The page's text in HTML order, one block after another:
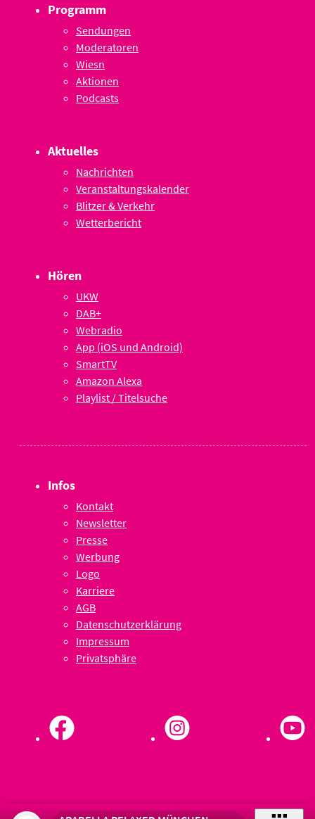
Programm
Sendungen
Moderatoren
Wiesn
Aktionen
Podcasts
Aktuelles
Nachrichten
Veranstaltungskalender
Blitzer & Verkehr
Wetterbericht
Hören
UKW
DAB+
Webradio
App (iOS und Android)
SmartTV
Amazon Alexa
Playlist / Titelsuche
Infos
Kontakt
Newsletter
Presse
Werbung
Logo
Karriere
AGB
Datenschutzerklärung
Impressum
Privatsphäre